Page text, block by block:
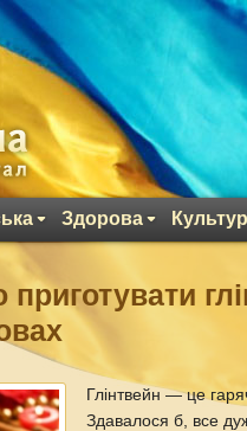
Здорова
Глінтвейн — це
Здавалося б, все